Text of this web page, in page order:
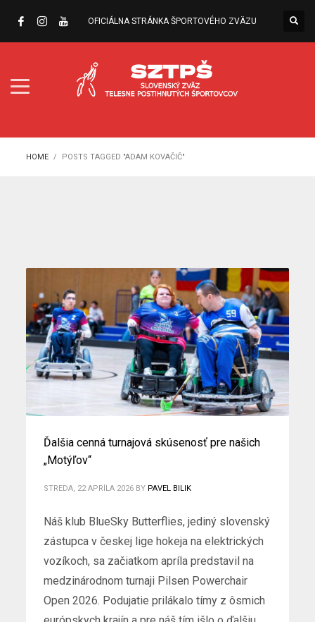
OFICIÁLNA STRÁNKA ŠPORTOVÉHO ZVÄZU
HOME POSTS TAGGED "ADAM KOVAČIČ"
Ďalšia cenná turnajová skúsenosť pre našich
„Motýľov“
STREDA, 22 APRÍLA 2026 BY PAVEL BILIK
Náš klub BlueSky Butterflies, jediný slovenský
zástupca v českej lige hokeja na elektrických
vozíkoch, sa začiatkom apríla predstavil na
medzinárodnom turnaji Pilsen Powerchair
Open 2026. Podujatie prilákalo tímy z ôsmich